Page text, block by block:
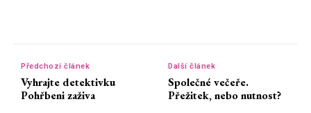
Předchozí článek
Vyhrajte detektivku
Pohřbeni zaživa
Další článek
Společné večeře.
Přežitek, nebo nutnost?